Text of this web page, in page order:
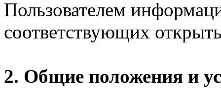
Пользователем
соответствующих
2. Общие положения и